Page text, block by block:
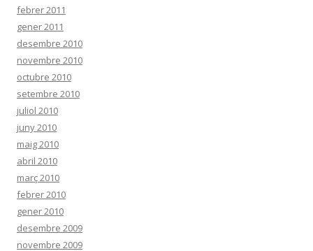
febrer 2011
gener 2011
desembre 2010
novembre 2010
octubre 2010
setembre 2010
juliol 2010
juny 2010
maig 2010
abril 2010
març 2010
febrer 2010
gener 2010
desembre 2009
novembre 2009